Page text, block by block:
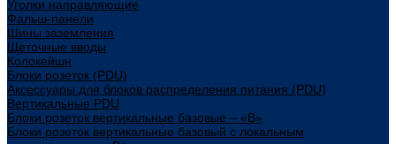
Уголки направляющие
Фальш-панели
Шины заземления
Щеточные вводы
Колокейшн
Блоки розеток (PDU)
Аксессуары для блоков распределения питания (PDU)
Вертикальные PDU
Блоки розеток вертикальные базовые – «В»
Блоки розеток вертикальные базовый с локальным